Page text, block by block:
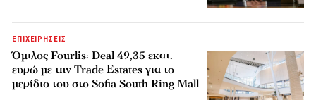
ΕΠΙΧΕΙΡΗΣΕΙΣ
Όμιλος Fourlis: Deal 49,35 εκατ.
ευρώ με την Trade Estates για το
μερίδιο του στο Sofia South Ring Mall